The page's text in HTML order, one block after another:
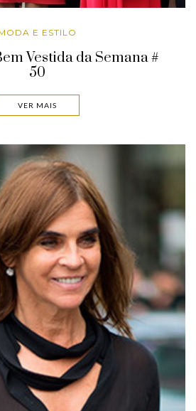
E ESTILO
Vestida da Semana #
50
VER MAIS